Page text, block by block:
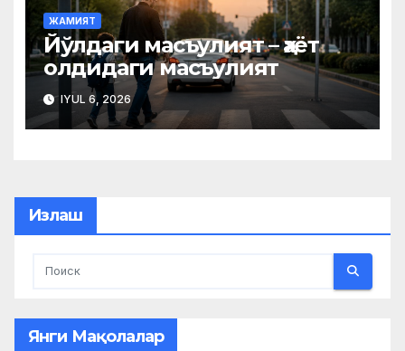
ЖАМИЯТ
Йўлдаги масъулият – ҳаёт
олдидаги масъулият
IYUL 6, 2026
Излаш
Янги Мақолалар